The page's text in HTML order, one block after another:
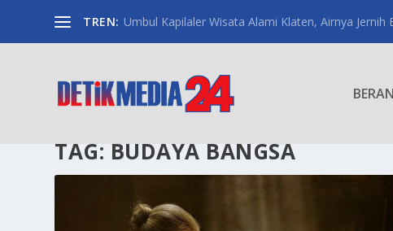
TREN: Umbul Kapilaler Wisata Alami Klaten, Airnya Jernih
TAG: BUDAYA BANGSA